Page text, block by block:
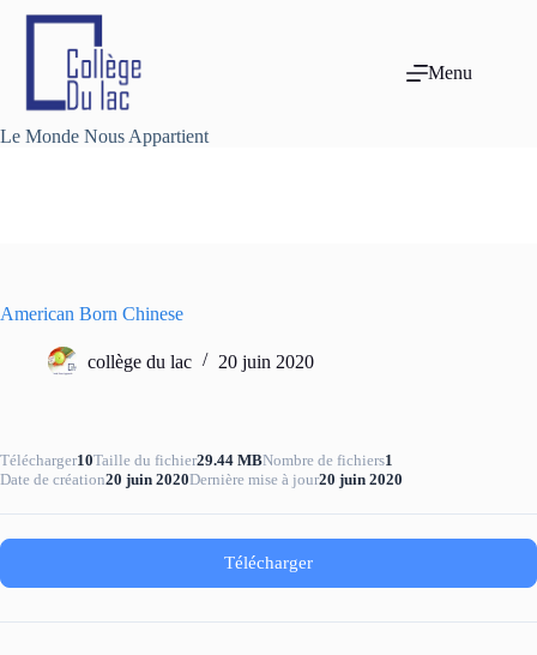
Le Monde Nous Appartient
Menu
American Born Chinese
collège du lac 20 juin 2020
Télécharger10Taille du fichier29.44 MBNombre de fichiers1
Date de création20 juin 2020Dernière mise à jour20 juin 2020
Télécharger